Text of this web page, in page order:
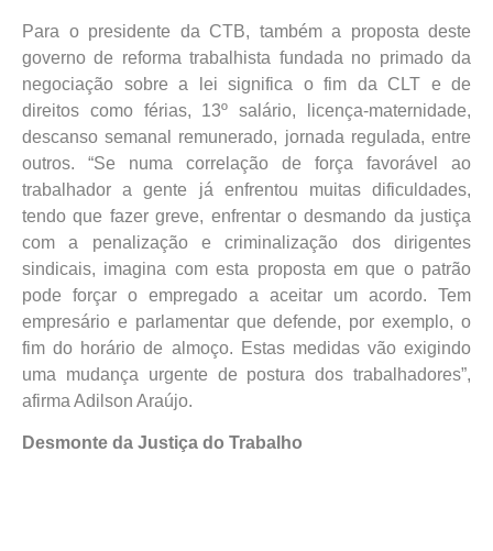
Para o presidente da CTB, também a proposta deste
governo de reforma trabalhista fundada no primado da
negociação sobre a lei significa o fim da CLT e de
direitos como férias, 13º salário, licença-maternidade,
descanso semanal remunerado, jornada regulada, entre
outros. “Se numa correlação de força favorável ao
trabalhador a gente já enfrentou muitas dificuldades,
tendo que fazer greve, enfrentar o desmando da justiça
com a penalização e criminalização dos dirigentes
sindicais, imagina com esta proposta em que o patrão
pode forçar o empregado a aceitar um acordo. Tem
empresário e parlamentar que defende, por exemplo, o
fim do horário de almoço. Estas medidas vão exigindo
uma mudança urgente de postura dos trabalhadores”,
afirma Adilson Araújo.
Desmonte da Justiça do Trabalho